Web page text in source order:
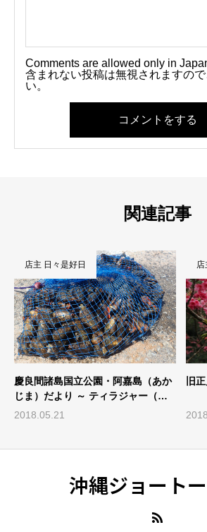
Comments are allowed only in
含まれない投稿は無視されますの
い。
コメントをする
関連記事
慶良間諸島国立公園・阿嘉島（あか
じま）だより ～ ティラジャー（巻
き貝）
2018.05.21
店主 日々是好日
旧
沖縄ジョート